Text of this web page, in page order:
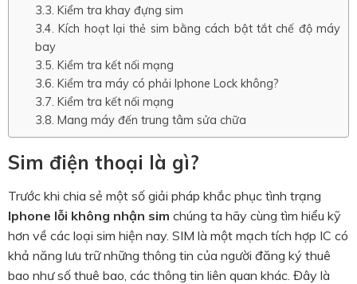
Kiểm tra khay đựng sim
Kích hoạt lại thẻ sim bằng cách bật tắt chế độ máy
bay
Kiểm tra kết nối mạng
Kiểm tra máy có phải Iphone Lock không?
Kiểm tra kết nối mạng
Mang máy đến trung tâm sửa chữa
Sim điện thoại là gì?
Trước khi chia sẻ một số giải pháp khắc phục tình trạng
Iphone lỗi không nhận sim chúng ta hãy cùng tìm hiểu kỹ
hơn về các loại sim hiện nay. SIM là một mạch tích hợp IC có
khả năng lưu trữ những thông tin của người đăng ký thuê
bao như số thuê bao, các thông tin liên quan khác. Đây là